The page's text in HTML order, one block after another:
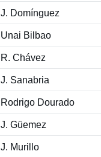
J. Domínguez
Unai Bilbao
R. Chávez
J. Sanabria
Rodrigo Dourado
J. Güemez
J. Murillo